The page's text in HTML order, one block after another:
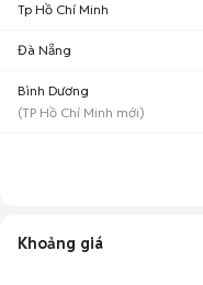
Tp Hồ Chí Minh
Đà Nẵng
Bình Dương
(TP Hồ Chí Minh mới)
Khoảng giá